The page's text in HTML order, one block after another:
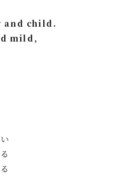
and child.
mild,